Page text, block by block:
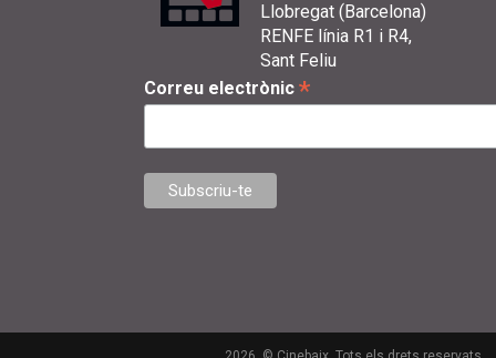
Llobregat (Barcelona)
RENFE línia R1 i R4,
Sant Feliu
Correu electrònic *